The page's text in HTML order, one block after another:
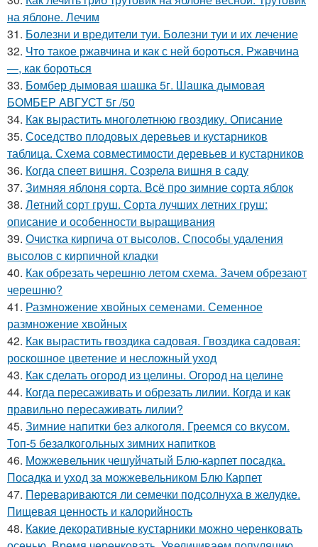
на яблоне. Лечим
31. Болезни и вредители туи. Болезни туи и их лечение
32. Что такое ржавчина и как с ней бороться. Ржавчина
—, как бороться
33. Бомбер дымовая шашка 5г. Шашка дымовая
БОМБЕР АВГУСТ 5г /50
34. Как вырастить многолетнюю гвоздику. Описание
35. Соседство плодовых деревьев и кустарников
таблица. Схема совместимости деревьев и кустарников
36. Когда спеет вишня. Созрела вишня в саду
37. Зимняя яблоня сорта. Всё про зимние сорта яблок
38. Летний сорт груш. Сорта лучших летних груш:
описание и особенности выращивания
39. Очистка кирпича от высолов. Способы удаления
высолов с кирпичной кладки
40. Как обрезать черешню летом схема. Зачем обрезают
черешню?
41. Размножение хвойных семенами. Семенное
размножение хвойных
42. Как вырастить гвоздика садовая. Гвоздика садовая:
роскошное цветение и несложный уход
43. Как сделать огород из целины. Огород на целине
44. Когда пересаживать и обрезать лилии. Когда и как
правильно пересаживать лилии?
45. Зимние напитки без алкоголя. Греемся со вкусом.
Топ-5 безалкогольных зимних напитков
46. Можжевельник чешуйчатый Блю-карпет посадка.
Посадка и уход за можжевельником Блю Карпет
47. Перевариваются ли семечки подсолнуха в желудке.
Пищевая ценность и калорийность
48. Какие декоративные кустарники можно черенковать